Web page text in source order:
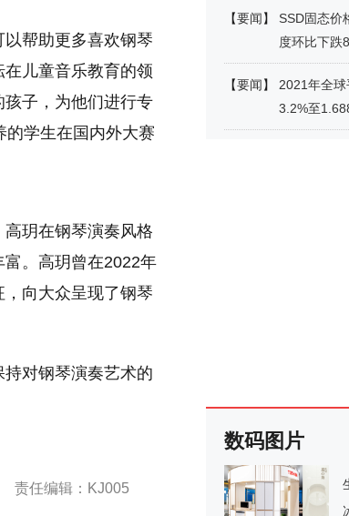
帮助更多喜欢钢琴
在儿童音乐教育的领
子，为他们进行专
的学生在国内外大赛
玥在钢琴演奏风格
。高玥曾在2022年
向大众呈现了钢琴
对钢琴演奏艺术的
责任编辑：KJ005
【要闻】
SSD固态价
度环比下跌
【要闻】
2021年全
3.2%至
数码图片